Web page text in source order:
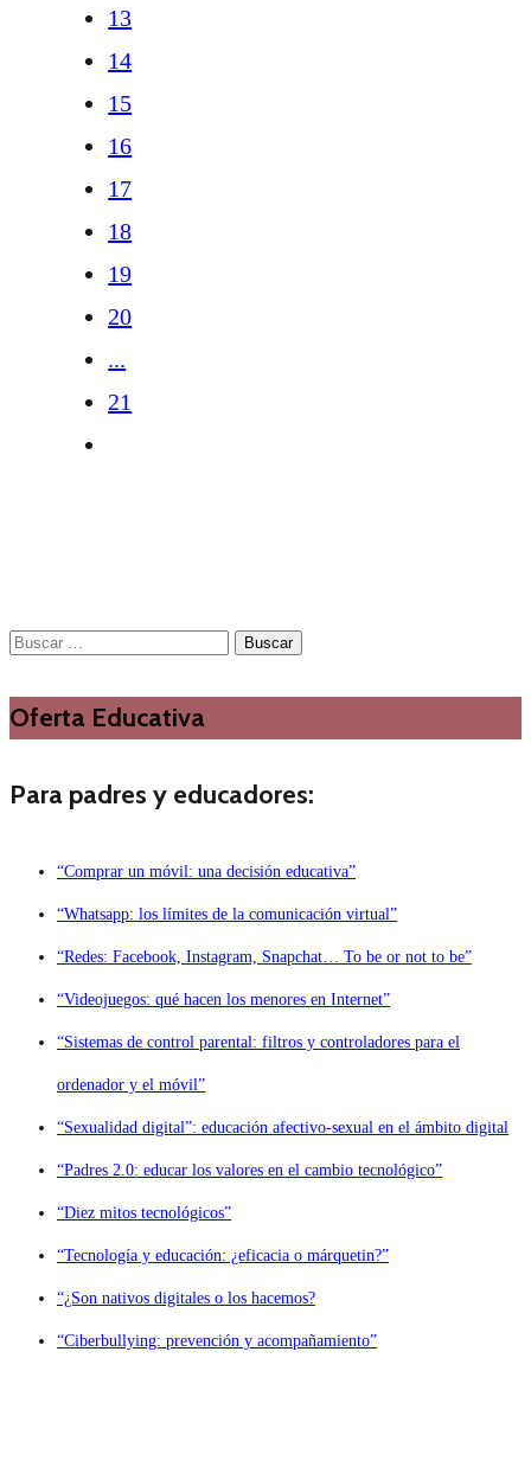
13
14
15
16
17
18
19
20
...
21
Buscar:
Oferta Educativa
Para padres y educadores:
“Comprar un móvil: una decisión educativa”
“Whatsapp: los límites de la comunicación virtual”
“Redes: Facebook, Instagram, Snapchat… To be or not to be”
“Videojuegos: qué hacen los menores en Internet”
“Sistemas de control parental: filtros y controladores para el
ordenador y el móvil”
“Sexualidad digital”: educación afectivo-sexual en el ámbito digital
“Padres 2.0: educar los valores en el cambio tecnológico”
“Diez mitos tecnológicos”
“Tecnología y educación: ¿eficacia o márquetin?”
“¿Son nativos digitales o los hacemos?
“Ciberbullying: prevención y acompañamiento”